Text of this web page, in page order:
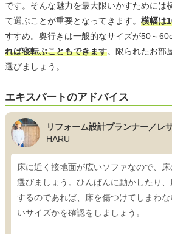
です。そんな魅力を最大限いかすためには
て選ぶことが重要となってきます。 横幅は
すすめ。奥行きは一般的なサイズが50～
れば寝転ぶこともできます。限られたお部
選びましょう。
エキスパートのアドバイス
リフォーム設計プランナー／レ
HARU
床に近く接地面が広いソファなので、
選びましょう。ひんぱんに動かしたり
するのであれば、床を傷つけてしまわ
いサイズかを確認をしましょう。